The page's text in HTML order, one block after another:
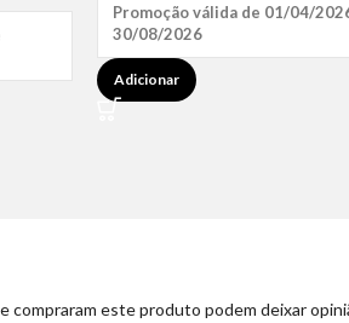
Promoção válida de 01/04/
30/08/2026
Adicionar
compraram este produto podem deixar